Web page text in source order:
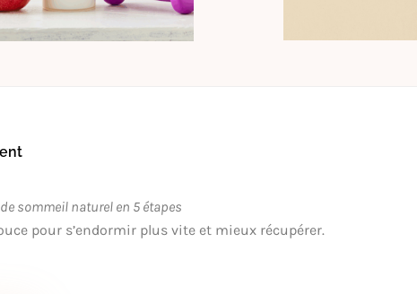
sommeil naturel en 5 étapes
pour s’endormir plus vite et mieux récupérer.